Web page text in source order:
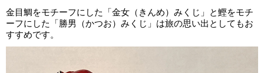
金目鯛をモチーフにした「金女（きんめ）みくじ」と鰹をモチ
ーフにした「勝男（かつお）みくじ」は旅の思い出としてもお
すすめです。